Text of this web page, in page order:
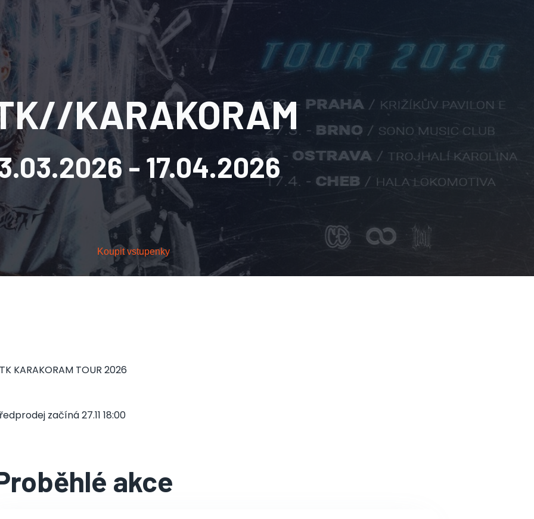
KARAKORAM
- 17.04.2026
Koupit vstupenky
KARAKORAM TOUR 2026
začíná 27.11 18:00
akce